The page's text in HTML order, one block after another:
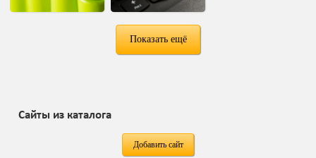
Показать ещё
Сайты из каталога
Добавить сайт